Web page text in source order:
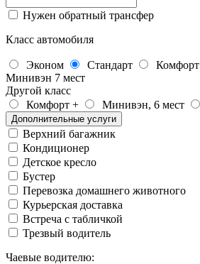
Нужен обратный трансфер
Класс автомобиля
Эконом Стандарт Комфорт
Минивэн 7 мест
Другой класс
Комфорт +
Минивэн, 6 мест
Дополнительные услуги
Верхний багажник
Кондиционер
Детское кресло
Бустер
Перевозка домашнего животного
Курьерская доставка
Встреча с табличкой
Трезвый водитель
Чаевые водителю: